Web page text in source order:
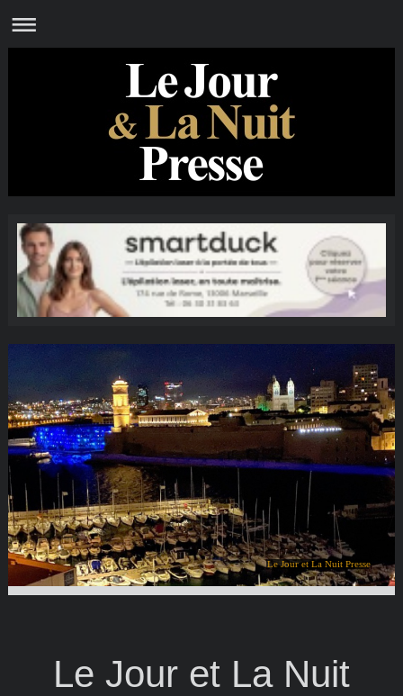
Le Jour et La Nuit Presse
Le Jour et La Nuit